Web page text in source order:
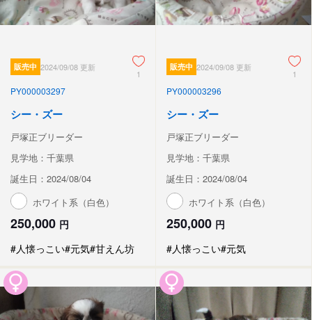
販売中 2024/09/08 更新
1
PY000003297
シー・ズー
戸塚正ブリーダー
見学地：千葉県
誕生日：2024/08/04
ホワイト系（白色）
250,000 円
#人懐っこい#元気#甘えん坊
販売中 2024/09/08 更新
1
PY000003296
シー・ズー
戸塚正ブリーダー
見学地：千葉県
誕生日：2024/08/04
ホワイト系（白色）
250,000 円
#人懐っこい#元気